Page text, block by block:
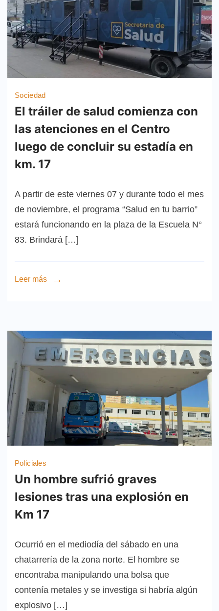
Sociedad
El tráiler de salud comienza con
las atenciones en el Centro
luego de concluir su estadía en
km. 17
A partir de este viernes 07 y durante todo el mes
de noviembre, el programa “Salud en tu barrio”
estará funcionando en la plaza de la Escuela N°
83. Brindará […]
Leer más
Policiales
Un hombre sufrió graves
lesiones tras una explosión en
Km 17
Ocurrió en el mediodía del sábado en una
chatarrería de la zona norte. El hombre se
encontraba manipulando una bolsa que
contenía metales y se investiga si habría algún
explosivo […]